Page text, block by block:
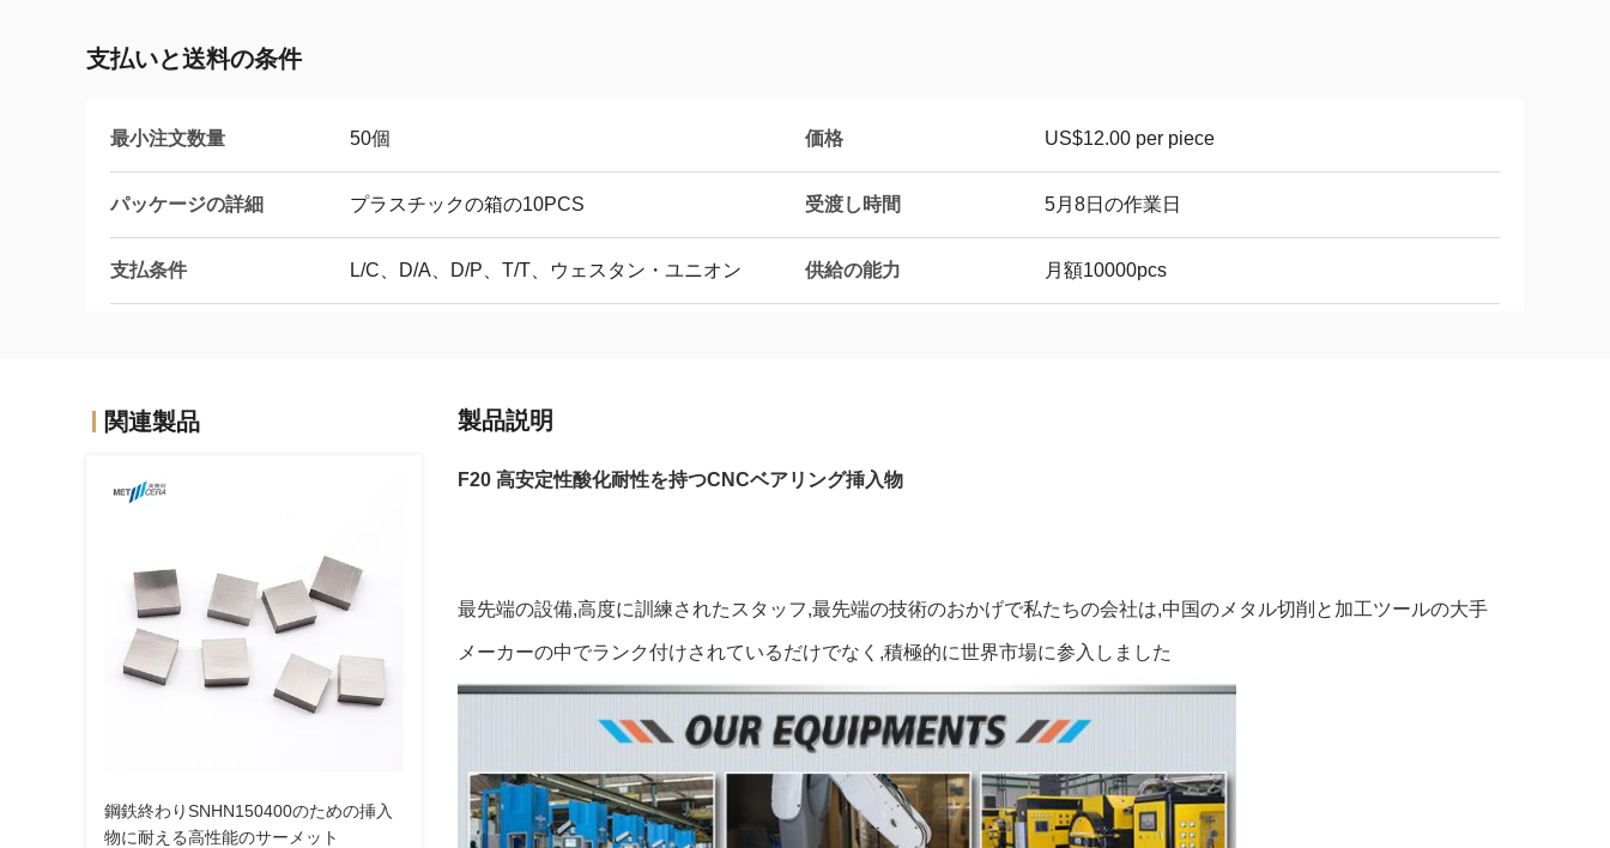
支払いと送料の条件
最小注文数量 50個 価格 US$12.00 per piece
パッケージの詳細 プラスチックの箱の10PCS 受渡し時間 5月8日の作業日
支払条件 L/C、D/A、D/P、T/T、ウェスタン・ユニオン 供給の能力 月額10000pcs
関連製品
鋼鉄終わりSNHN150400のための挿入
物に耐える高性能のサーメット
製品説明
F20 高安定性酸化耐性を持つCNCベアリング挿入物
最先端の設備,高度に訓練されたスタッフ,最先端の技術のおかげで私たちの会社は,中国のメタル切削と加工ツールの大手
メーカーの中でランク付けされているだけでなく,積極的に世界市場に参入しました